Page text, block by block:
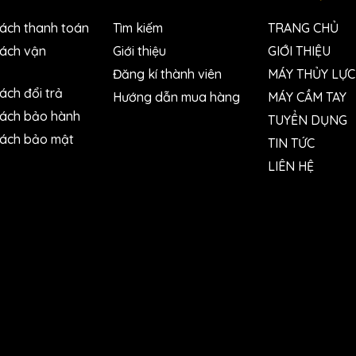
thanh toán
vận
đổi trả
bảo hành
bảo mật
Tìm kiếm
Giới thiệu
Đăng kí thành viên
Hướng dẫn mua hàng
TRANG CHỦ
GIỚI THIỆU
MÁY THỦY LỰC
MÁY CẦM TAY
TUYỂN DỤNG
TIN TỨC
LIÊN HỆ